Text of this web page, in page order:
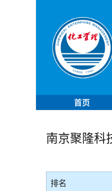
首页
南京聚隆科
排名